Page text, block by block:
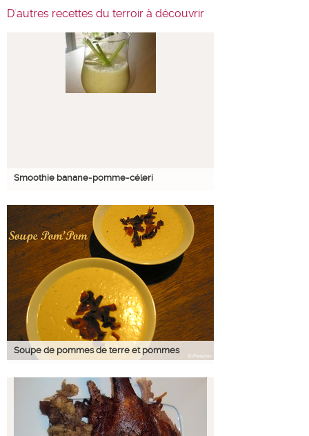
D'autres recettes du terroir à découvrir
Smoothie banane-pomme-céleri
Soupe de pommes de terre et pommes